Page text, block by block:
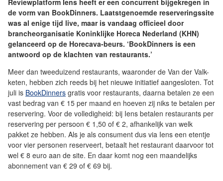
Reviewplatform Iens heeft er een concurrent bijgekregen in
de vorm van BookDinners. Laatstgenoemde reserveringssite
was al enige tijd live, maar is vandaag officieel door
brancheorganisatie Koninklijke Horeca Nederland (KHN)
gelanceerd op de Horecava-beurs. ‘BookDinners is een
antwoord op de klachten van restaurants.’
Meer dan tweeduizend restaurants, waaronder de Van der Valk-
keten, hebben zich reeds bij het nieuwe initiatief aangesloten. Tot
juli is BookDinners gratis voor restaurants, daarna betalen ze een
vast bedrag van € 15 per maand en hoeven zij niks te betalen per
reservering. Voor de volledigheid: bij Iens betalen restaurants per
reservering per persoon € 1,50 of € 2, afhankelijk van welk
pakket ze hebben. Als je als consument dus via Iens een etentje
voor vier personen reserveert, betaalt het restaurant daarvoor tot
wel € 8 euro aan de site. En daar komt nog een maandelijks
abonnement van € 29 of € 69 bij.